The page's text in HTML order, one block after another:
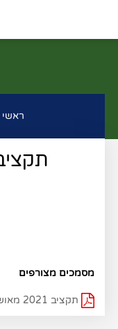
ראשי
תקציב
מסמכים מצורפים
תקציב 2021 מאושר משרד הפנים.pdf